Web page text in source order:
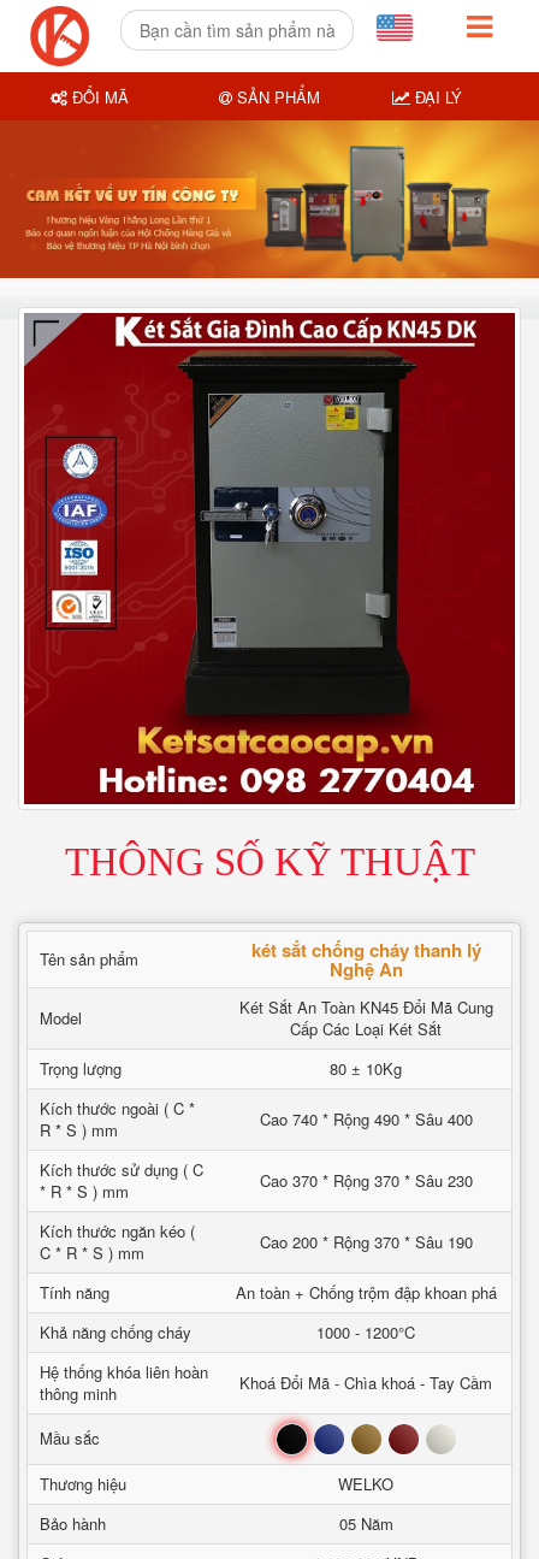
THÔNG SỐ KỸ THUẬT
Tên sản phẩm két sắt chống cháy thanh lý
Nghệ An
Model
Két Sắt An Toàn KN45 Đổi Mã Cung
Cấp Các Loại Két Sắt
Trọng lượng
80 ± 10Kg
Kích thước ngoài ( C *
R * S ) mm
Cao 740 * Rộng 490 * Sâu 400
Kích thước sử dụng ( C
* R * S ) mm
Cao 370 * Rộng 370 * Sâu 230
Kích thước ngăn kéo (
C * R * S ) mm
Cao 200 * Rộng 370 * Sâu 190
Tính năng
An toàn + Chống trộm đập khoan phá
Khả năng chống cháy
1000 - 1200°C
Hệ thống khóa liên hoàn
thông minh
Khoá Đổi Mã - Chìa khoá - Tay Cầm
Mầu sắc Đen Xanh Nâu Đỏ Trắng
Thương hiệu
WELKO
Bảo hành
05 Năm
ĐỔI MÃ SẢN PHẨM ĐẠI LÝ